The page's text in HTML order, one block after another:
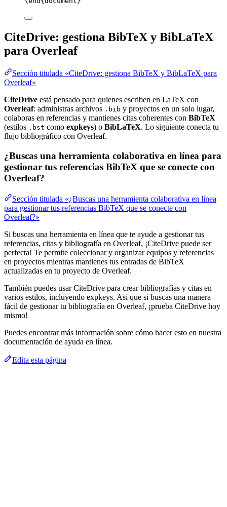
CiteDrive: gestiona BibTeX y BibLaTeX
para Overleaf
Sección titulada «CiteDrive: gestiona BibTeX y BibLaTeX para
Overleaf»
CiteDrive está pensado para quienes escriben en LaTeX con
Overleaf: administras archivos .bib y proyectos en un solo lugar,
colaboras en referencias y mantienes citas coherentes con BibTeX
(estilos .bst como expkeys) o BibLaTeX. Lo siguiente conecta tu
flujo bibliográfico con Overleaf.
¿Buscas una herramienta colaborativa en línea para
gestionar tus referencias BibTeX que se conecte con
Overleaf?
Sección titulada «¿Buscas una herramienta colaborativa en línea
para gestionar tus referencias BibTeX que se conecte con
Overleaf?»
Si buscas una herramienta en línea que te ayude a gestionar tus
referencias, citas y bibliografía en Overleaf, ¡CiteDrive puede ser
perfecta! Te permite coleccionar y organizar equipos y referencias
en proyectos mientras mantienes tus entradas de BibTeX
actualizadas en tu proyecto de Overleaf.
También puedes usar CiteDrive para crear bibliografías y citas en
varios estilos, incluyendo expkeys. Así que si buscas una manera
fácil de gestionar tu bibliografía en Overleaf, ¡prueba CiteDrive hoy
mismo!
Puedes encontrar más información sobre cómo hacer esto en nuestra
documentación de ayuda en línea.
Edita esta página